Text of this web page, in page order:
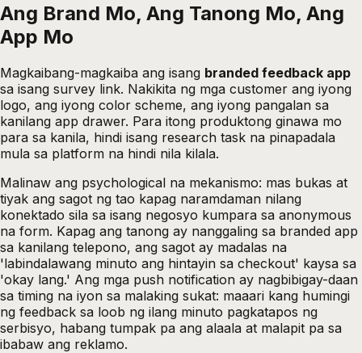
Ang Brand Mo, Ang Tanong Mo, Ang
App Mo
Magkaibang-magkaiba ang isang branded feedback app
sa isang survey link. Nakikita ng mga customer ang iyong
logo, ang iyong color scheme, ang iyong pangalan sa
kanilang app drawer. Para itong produktong ginawa mo
para sa kanila, hindi isang research task na pinapadala
mula sa platform na hindi nila kilala.
Malinaw ang psychological na mekanismo: mas bukas at
tiyak ang sagot ng tao kapag naramdaman nilang
konektado sila sa isang negosyo kumpara sa anonymous
na form. Kapag ang tanong ay nanggaling sa branded app
sa kanilang telepono, ang sagot ay madalas na
'labindalawang minuto ang hintayin sa checkout' kaysa sa
'okay lang.' Ang mga push notification ay nagbibigay-daan
sa timing na iyon sa malaking sukat: maaari kang humingi
ng feedback sa loob ng ilang minuto pagkatapos ng
serbisyo, habang tumpak pa ang alaala at malapit pa sa
ibabaw ang reklamo.